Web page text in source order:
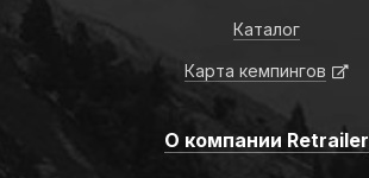
Каталог
Карта кемпингов
О компании Retrailer